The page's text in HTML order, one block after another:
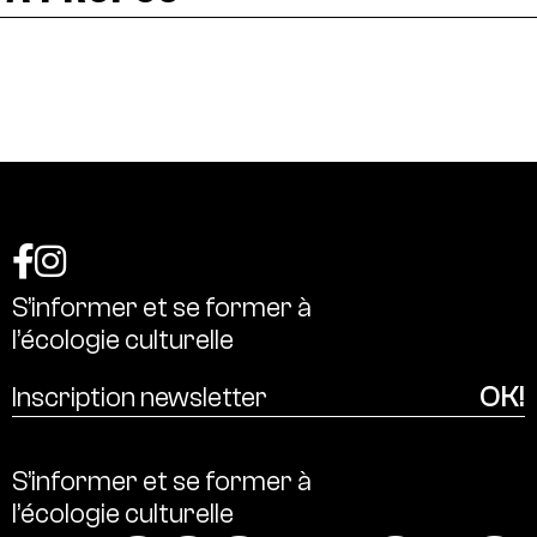
S’informer et se former à
l’écologie culturelle
S’informer et se former à
l’écologie culturelle